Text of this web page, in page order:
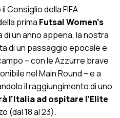
Consiglio della FIFA
prima Futsal Women’s
di un anno appena, la nostra
di un passaggio epocale e
– con le Azzurre brave
nel Main Round – e a
il raggiungimento di uno
l’Italia ad ospitare l’Elite
(dal 18 al 23).